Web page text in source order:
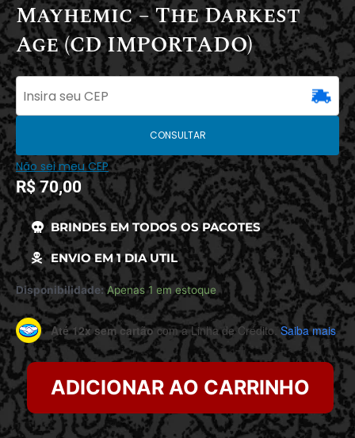
Mayhemic – The Darkest
Age (CD IMPORTADO)
CONSULTAR
Não sei meu CEP
R$70,00
BRINDES EM TODOS OS PACOTES
ENVIO EM 1 DIA UTIL
Disponibilidade: Apenas 1 em estoque
Até 12x sem cartãocom a Linha de Crédito. Saiba mais
ADICIONAR AO CARRINHO